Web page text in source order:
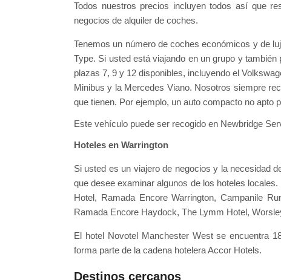
Todos nuestros precios incluyen todos así que
negocios de alquiler de coches.
Tenemos un número de coches económicos y de
Type. Si usted está viajando en un grupo y
plazas 7, 9 y 12 disponibles, incluyendo el
Minibus y la Mercedes Viano. Nosotros siempre
que tienen. Por ejemplo, un auto compacto no apto
Este vehículo puede ser recogido en Newbridge
Hoteles en Warrington
Si usted es un viajero de negocios y la necesidad
que desee examinar algunos de los hoteles
Hotel, Ramada Encore Warrington, Campanile
Ramada Encore Haydock, The Lymm Hotel,
El hotel Novotel Manchester West se encuentra
forma parte de la cadena hotelera Accor Hotels.
Destinos cercanos